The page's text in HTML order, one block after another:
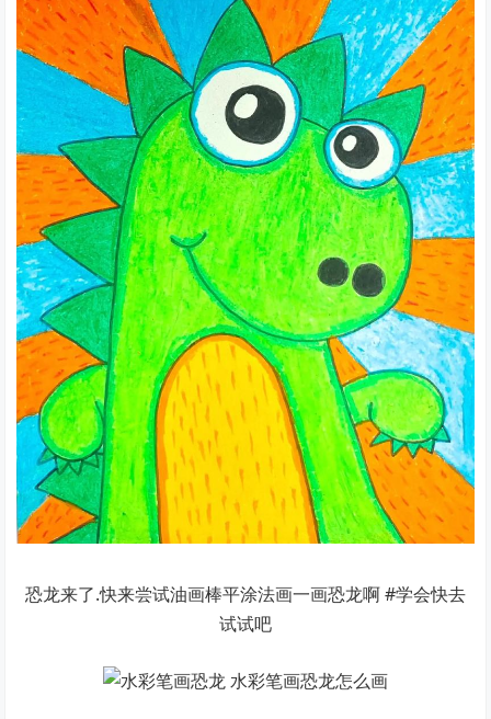
恐龙来了.快来尝试油画棒平涂法画一画恐龙啊 #学会快去
试试吧